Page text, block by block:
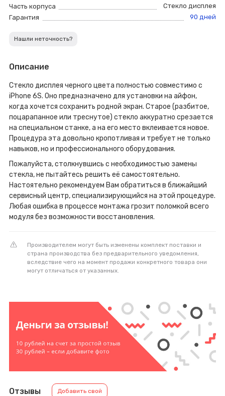
Часть корпуса
Стекло дисплея
Гарантия
90 дней
Нашли неточность?
Описание
Стекло дисплея черного цвета полностью совместимо с
iPhone 6S. Оно предназначено для установки на айфон,
когда хочется сохранить родной экран. Старое (разбитое,
поцарапанное или треснутое) стекло аккуратно срезается
на специальном станке, а на его место вклеивается новое.
Процедура эта довольно кропотливая и требует не только
навыков, но и профессионального оборудования.
Пожалуйста, столкнувшись с необходимостью замены
стекла, не пытайтесь решить её самостоятельно.
Настоятельно рекомендуем Вам обратиться в ближайший
сервисный центр, специализирующийся на этой процедуре.
Любая ошибка в процессе монтажа грозит поломкой всего
модуля без возможности восстановления.
Производителем могут быть изменены комплект поставки и
страна производства без предварительного уведомления,
вследствие чего на момент продажи конкретного товара они
могут отличаться от указанных.
Отзывы Добавить свой